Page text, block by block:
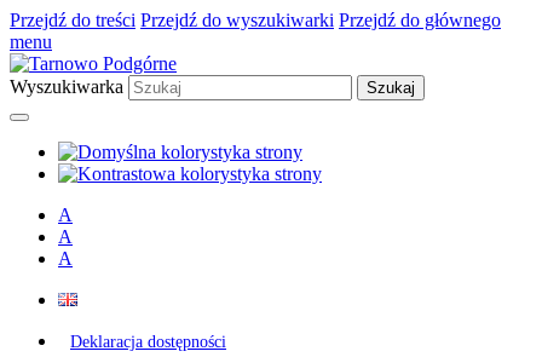
Przejdź do treści Przejdź do wyszukiwarki Przejdź do głównego
menu
Wyszukiwarka
A
A
A
Deklaracja dostępności